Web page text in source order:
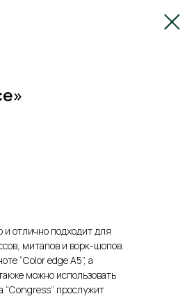
и отлично подходит для
митапов и ворк-шопов.
“Color edge A5”, а
можно использовать
“Congress” прослужит